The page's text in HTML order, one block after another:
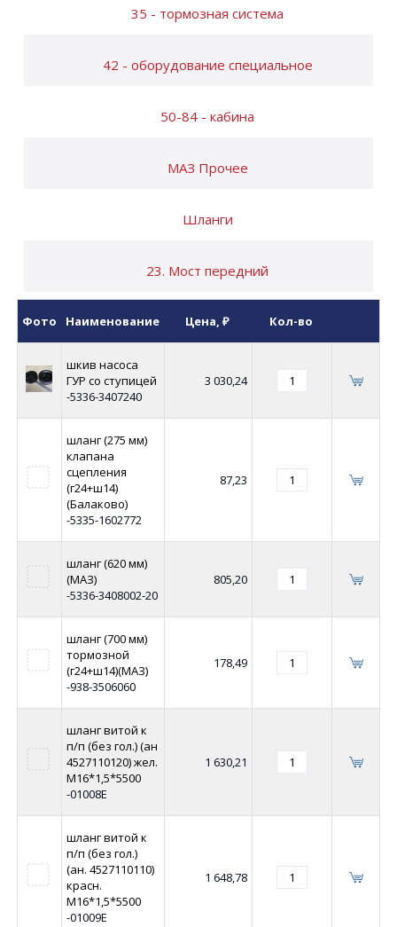
35 - тормозная система
42 - оборудование специальное
50-84 - кабина
МАЗ Прочее
Шланги
23. Мост передний
Фото Наименование Цена, ₽ Кол-во
шкив насоса
ГУР со ступицей
-5336-3407240
3 030,24
шланг (275 мм)
клапана
сцепления
(г24+ш14)
(Балаково)
-5335-1602772
87,23
шланг (620 мм)
(МАЗ)
-5336-3408002-20
805,20
шланг (700 мм)
тормозной
(г24+ш14)(МАЗ)
-938-3506060
178,49
шланг витой к
п/п (без гол.) (ан
4527110120) жел.
М16*1,5*5500
-01008E
1 630,21
шланг витой к
п/п (без гол.)
(ан. 4527110110)
красн.
М16*1,5*5500
-01009E
1 648,78